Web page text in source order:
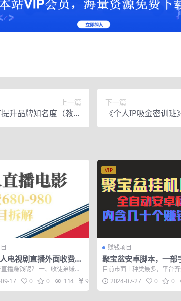
上一篇
升品牌知名度（教程
+源码）
下一篇
《个人IP吸金密训
（价值12800元）
电视剧直播外面收费68
括磁力聚星开通
播赚钱呢？ 一、收徒弟赚钱
主页留下你的微，进到你直
17 0 0 114 9.9
VIP
赚钱项目
聚宝盆安卓脚本，一部
100左右，几十款广告
自动撸流量…
目前市面上种类最多，平台
型脚本,包含了:微信阅读，卷
告掘金，...
2024-07-27 0 0